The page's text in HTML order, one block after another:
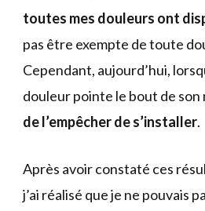
toutes mes douleurs ont
pas être exempte de toute
Cependant, aujourd’hui,
douleur pointe le bout de son
de l’empêcher de s’installer.
Après avoir constaté ces
j’ai réalisé que je ne pouvais